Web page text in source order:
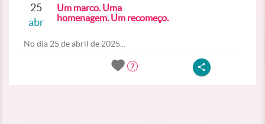
25
abr
Um marco. Uma
homenagem. Um recomeço.
No dia 25 de abril de 2025...
7